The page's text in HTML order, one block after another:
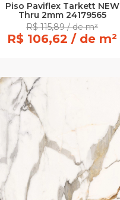
Piso Paviflex Tarkett NEW
Thru 2mm 24179565
R$ 115,89 / de m²
R$ 106,62 / de m²